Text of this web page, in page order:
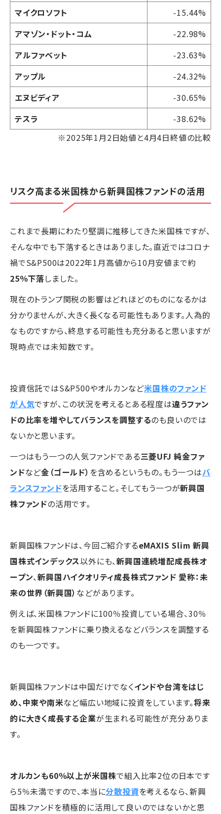
マイクロソフト
-15.44%
アマゾン・ドット・コム
-22.98%
アルファベット
-23.63%
アップル
-24.32%
エヌビディア
-30.65%
テスラ
-38.62%
※2025年1月2日始値と4月4日終値の比較
リスク高まる米国株から新興国株ファンドの活用
これまで長期にわたり堅調に推移してきた米国株ですが、
そんな中でも下落するときはありました。直近ではコロナ
禍でS&P500は2022年1月高値から10月安値まで約
25％下落しました。
現在のトランプ関税の影響はどれほどのものになるかは
分かりませんが、大きく長くなる可能性もあります。人為的
なものですから、終息する可能性も充分あると思いますが
現時点では未知数です。
投資信託ではS&P500やオルカンなど米国株のファンド
が人気ですが、この状況を考えるとある程度は違うファン
ドの比率を増やしてバランスを調整するのも良いのでは
ないかと思います。
一つはもう一つの人気ファンドである三菱UFJ 純金ファ
ンドなど金（ゴールド） を含めるというもの。もう一つはバ
ランスファンドを活用すること。そしてもう一つが新興国
株ファンドの活用です。
新興国株ファンドは、今回ご紹介するeMAXIS Slim 新興
国株式インデックス以外にも、新興国連続増配成長株オ
ープン、新興国ハイクオリティ成長株式ファンド 愛称：未
来の世界（新興国） などがあります。
例えば、米国株ファンドに100％投資している場合、30％
を新興国株ファンドに乗り換えるなどバランスを調整する
のも一つです。
新興国株ファンドは中国だけでなくインドや台湾をはじ
め、中東や南米など幅広い地域に投資をしています。将来
的に大きく成長する企業が生まれる可能性が充分ありま
す。
オルカンも60％以上が米国株で組入比率2位の日本です
ら5％未満ですので、本当に分散投資を考えるなら、新興
国株ファンドを積極的に活用して良いのではないかと思